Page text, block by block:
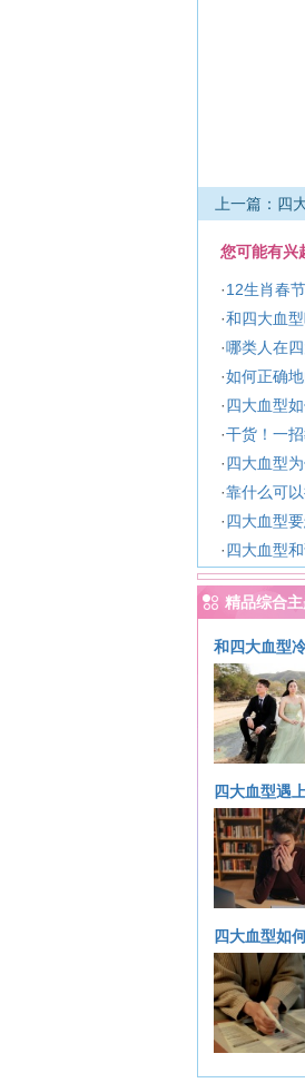
上一篇：四
您可能有兴
·12生肖春
·和四大血
·哪类人在
·如何正确
·四大血型
·干货！一
·四大血型
·靠什么可
·四大血型
·四大血型
精品综合
和四大血型
四大血型遇
四大血型如